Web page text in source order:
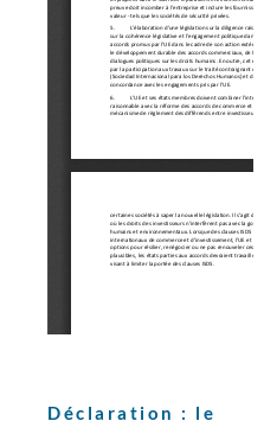
Déclaration : le